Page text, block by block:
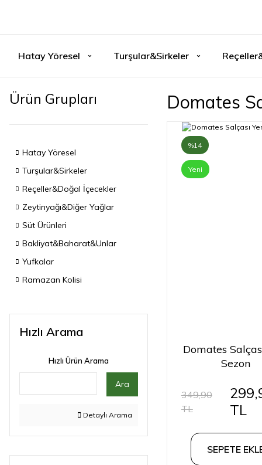
Hatay Yöresel Turşular&Sirkeler
Ürün Grupları
Hatay Yöresel
Turşular&Sirkeler
Reçeller&Doğal İçecekler
Zeytinyağı&Diğer Yağlar
Süt Ürünleri
Bakliyat&Baharat&Unlar
Yufkalar
Ramazan Kolisi
Hızlı Arama
Hızlı Ürün Arama
Ara
Detaylı Arama
Domates
%14
Yeni
Domates
Sezon
349,90
TL
TL
SEPETE